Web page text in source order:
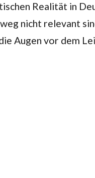
Realität in
nicht relevant
Augen vor dem